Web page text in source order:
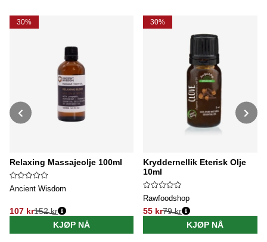
30%
Relaxing Massajeolje 100ml
Ancient Wisdom
107 kr
Vanlig pris:
152 kr
KJØP NÅ
30%
Kryddernellik Eterisk Olje
10ml
Rawfoodshop
55 kr
Vanlig pris:
79 kr
KJØP NÅ